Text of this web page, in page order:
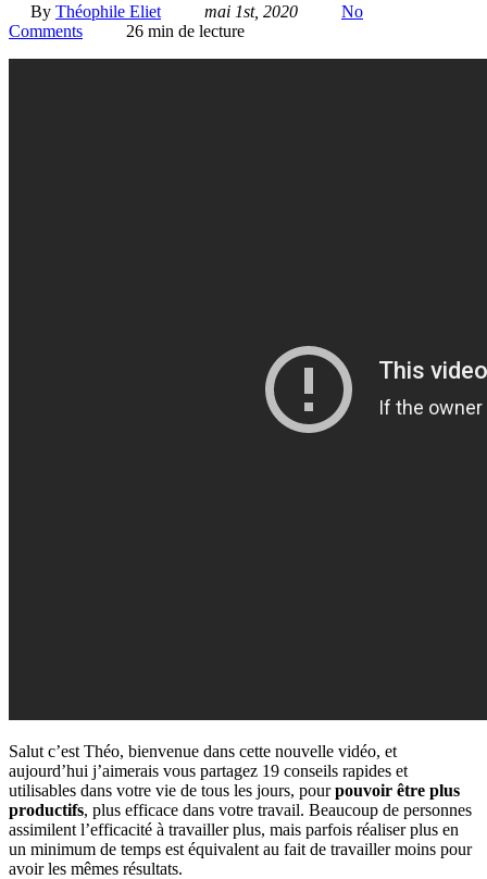
By Théophile Eliet mai 1st, 2020
No
Comments
26 min de lecture
Salut c’est Théo, bienvenue dans cette nouvelle vidéo, et
aujourd’hui j’aimerais vous partagez 19 conseils rapides et
utilisables dans votre vie de tous les jours, pourpouvoir être plus
productifs, plus efficace dans votre travail. Beaucoup de personnes
assimilent l’efficacité à travailler plus, mais parfois réaliser plus en
un minimum de temps est équivalent au fait de travailler moins pour
avoir les mêmes résultats.